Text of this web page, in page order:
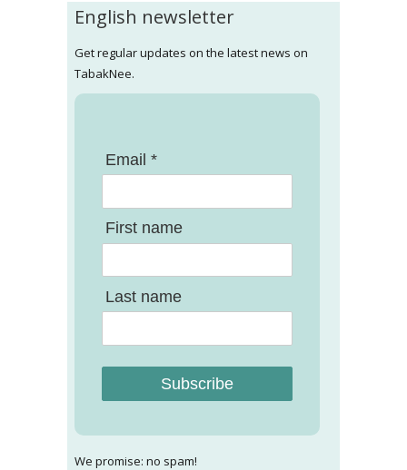
English newsletter
Get regular updates on the latest news on
TabakNee.
Email *
First name
Last name
Subscribe
We promise: no spam!